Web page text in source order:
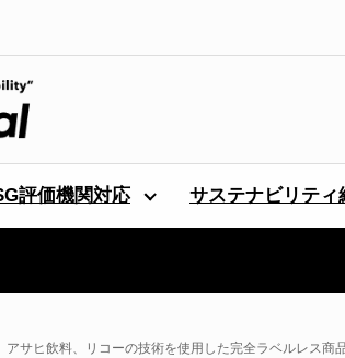
評価機関対応 サステナビリティ
アサヒ飲料、リコーの技術を使用した完全ラベルレス商